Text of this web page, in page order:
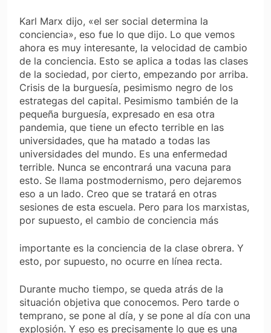
Karl Marx dijo, «el ser social determina la
conciencia», eso fue lo que dijo. Lo que vemos
ahora es muy interesante, la velocidad de cambio
de la conciencia. Esto se aplica a todas las clases
de la sociedad, por cierto, empezando por arriba.
Crisis de la burguesía, pesimismo negro de los
estrategas del capital. Pesimismo también de la
pequeña burguesía, expresado en esa otra
pandemia, que tiene un efecto terrible en las
universidades, que ha matado a todas las
universidades del mundo. Es una enfermedad
terrible. Nunca se encontrará una vacuna para
esto. Se llama postmodernismo, pero dejaremos
eso a un lado. Creo que se tratará en otras
sesiones de esta escuela. Pero para los marxistas,
por supuesto, el cambio de conciencia más
importante es la conciencia de la clase obrera. Y
esto, por supuesto, no ocurre en línea recta.
Durante mucho tiempo, se queda atrás de la
situación objetiva que conocemos. Pero tarde o
temprano, se pone al día, y se pone al día con una
explosión. Y eso es precisamente lo que es una